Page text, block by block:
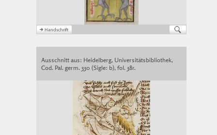
Ausschnitt aus: Heidelberg, Universitätsbibliothek,
Cod. Pal. germ. 330 (Sigle: b), fol. 38r.